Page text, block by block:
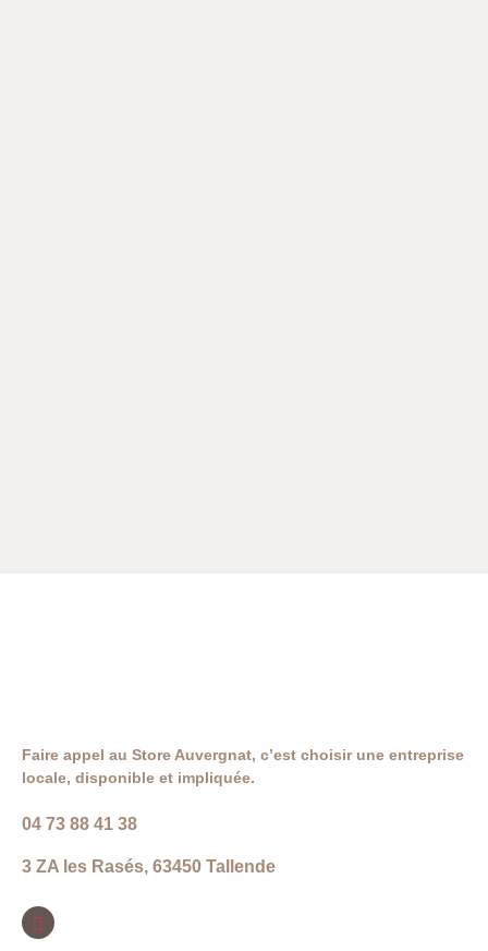
Faire appel au Store Auvergnat, c’est choisir une entreprise
locale, disponible et impliquée.
04 73 88 41 38
3 ZA les Rasés, 63450 Tallende